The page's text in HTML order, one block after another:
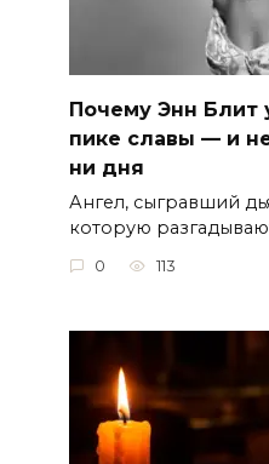
Почему Энн Блит
пике славы — и
ни дня
Ангел, сыгравший
которую
0 113